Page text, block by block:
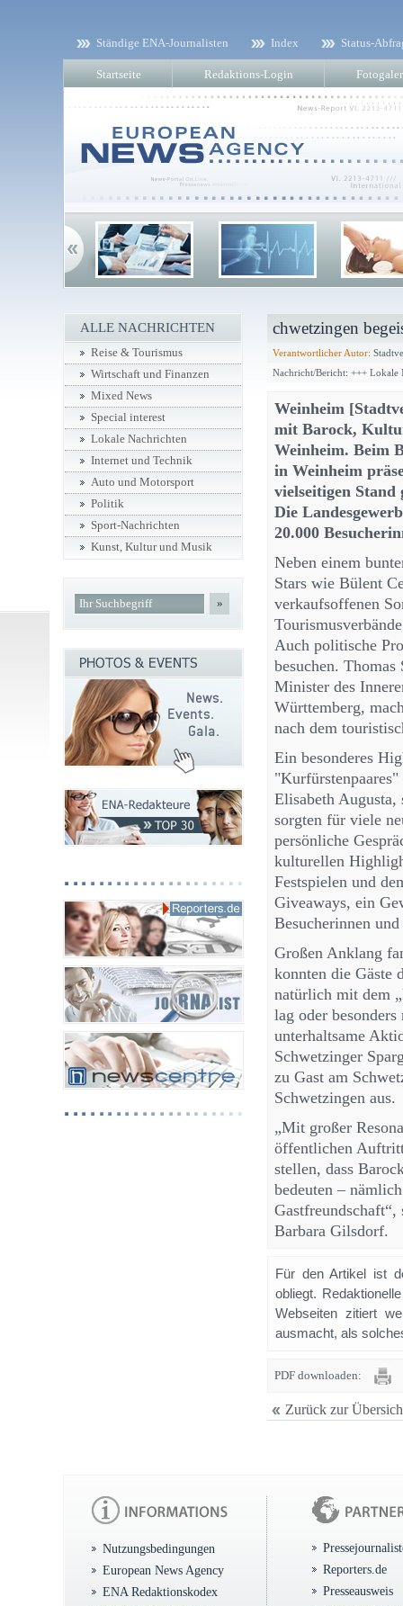
Ständige ENA-Journalisten Index Status-
Startseite Redaktions-Login
chwetzingen
Verantwortlicher Autor:
Nachricht/Bericht: +++ Lokale
Weinheim
mit Barock,
Weinheim. Beim
in Weinheim
vielseitigen
Die
20.000
Neben einem
Stars wie Bülent
verkaufsoffenen
Auch politische
besuchen.
Minister des
Württemberg,
nach dem
Ein besonderes
Elisabeth
sorgten für viele
persönliche
kulturellen
Festspielen und
Giveaways, ein
Besucherinnen
Großen Anklang
konnten die Gäste
natürlich mit dem
lag oder
unterhaltsame
Schwetzinger
zu Gast am
Schwetzingen aus.
„Mit großer
öffentlichen
stellen, dass
bedeuten –
Barbara Gilsdorf.
Für den Artikel ist
obliegt.
Webseiten zitiert
ausmacht, als
PDF downloaden:
Zurück zur
ALLE NACHRICHTEN
Reise & Tourismus
Wirtschaft und Finanzen
Mixed News
Special interest
Lokale Nachrichten
Internet und Technik
Auto und Motorsport
Politik
Sport-Nachrichten
Kunst, Kultur und Musik
»
Nutzungsbedingungen
European News Agency
ENA Redaktionskodex
Reporters.de
Presseausweis